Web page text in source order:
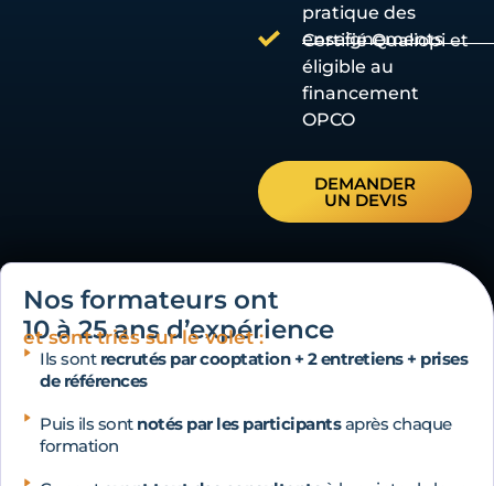
pratique des
enseignements
Certifié Qualiopi et
éligible au
financement
OPCO
DEMANDER
UN DEVIS
Nos formateurs ont
10 à 25 ans d’expérience
et sont triés sur le volet :
Ils sont recrutés par cooptation + 2 entretiens + prises
de références
Puis ils sont notés par les participantsaprès chaque
formation